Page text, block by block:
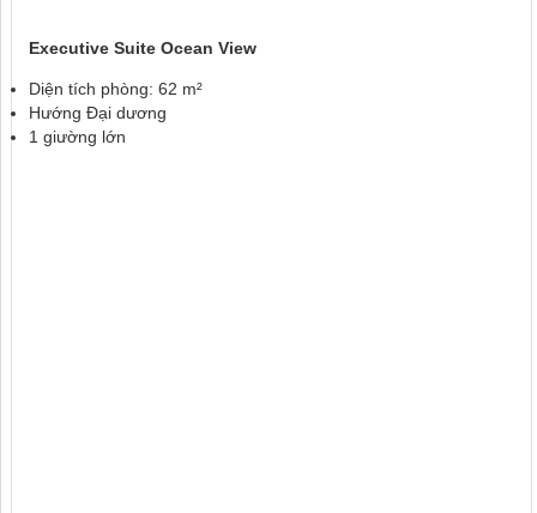
Executive Suite Ocean View
Diện tích phòng: 62 m²
Hướng Đại dương
1 giường lớn